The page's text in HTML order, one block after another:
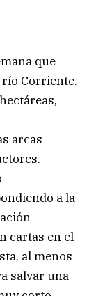
que
Corriente.
arcas
a la
cartas en el
al menos
salvar una